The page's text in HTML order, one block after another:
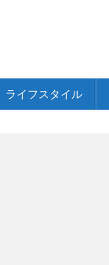
ライフスタイル